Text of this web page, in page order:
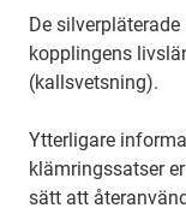
De
kopplingens
(kallsvetsning).
Ytterligare
klämringssatser
sätt att